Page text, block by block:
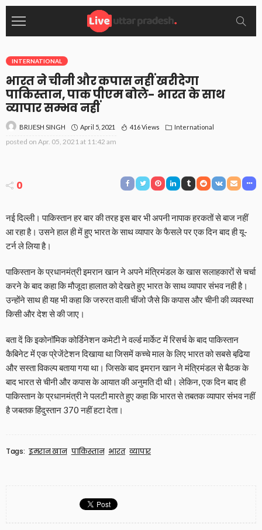
INTERNATIONAL
भारत ने चीनी और कपास नहीं खरीदेगा
पाकिस्तान, पाक पीएम बोले- भारत के साथ
व्यापार सम्भव नहीं
BRIJESH SINGH April 5, 2021 416 Views International
posted on Apr. 05, 2021 at 11:42 am
0
नई दिल्ली। पाकिस्तान हर बार की तरह इस बार भी अपनी नापाक हरकतों से बाज नहीं
आ रहा है। उसने हाल ही में हुए भारत के साथ व्यापार के फैसले पर एक दिन बाद ही यू-
टर्न ले लिया है।
पाकिस्तान के प्रधानमंत्री इमरान खान ने अपने मंत्रिमंडल के खास सलाहकारों से चर्चा
करने के बाद कहा कि मौजूदा हालात को देखते हुए भारत के साथ व्यापार संभव नही है।
उन्होंने साथ ही यह भी कहा कि जरुरत वाली चींजो जैसे कि कपास और चीनी की व्यवस्था
किसी और देश से की जाए।
बता दें कि इकोनॉमिक कोर्डिनेशन कमेटी ने वर्ल्ड मार्केट में रिसर्च के बाद पाकिस्तान
कैबिनेट में एक प्रेजेंटेशन दिखाया था जिसमें कच्चे माल के लिए भारत को सबसे बढि़या
और सस्ता विकल्प बताया गया था। जिसके बाद इमरान खान ने मंत्रिमंडल से बैठक के
बाद भारत से चीनी और कपास के आयात की अनुमति दी थी। लेकिन, एक दिन बाद ही
पाकिस्तान के प्रधानमंत्री ने पलटी मारते हुए कहा कि भारत से तबतक व्यापार संभव नहीं
है जबतक हिंदुस्तान 370 नहीं हटा देता।
Tags: इमरान खान पाकिस्तान भारत व्यापार